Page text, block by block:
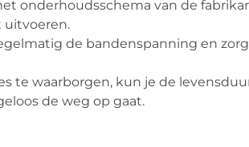
onderhoudsschema van de
uitvoeren.
de bandenspanning en
te waarborgen, kun je de
de weg op gaat.